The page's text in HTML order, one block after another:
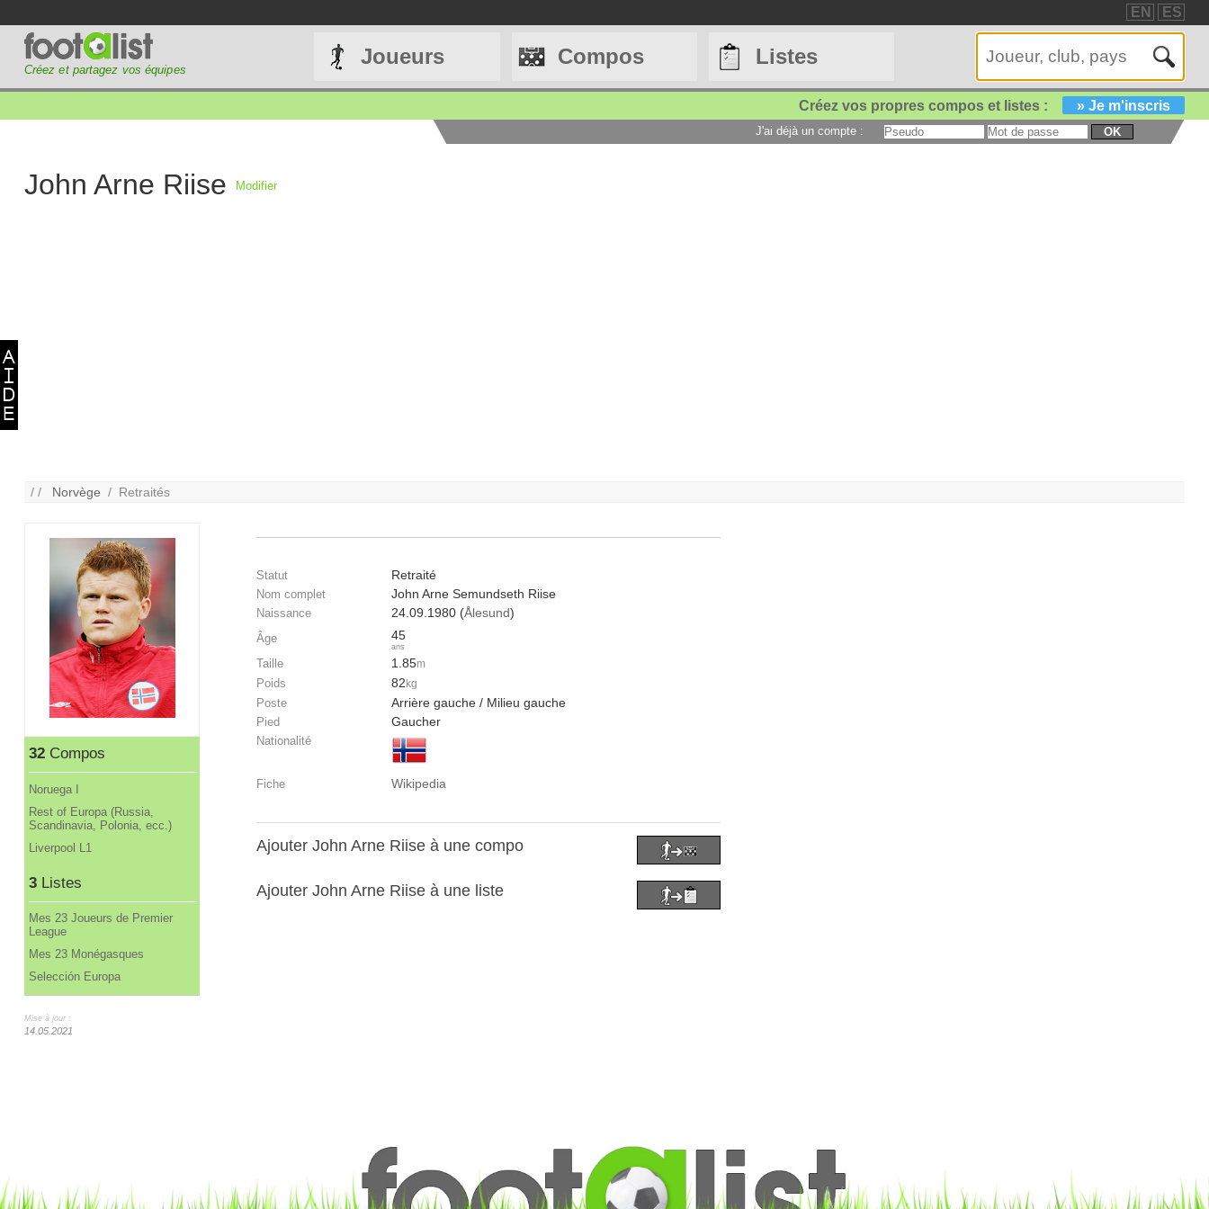
EN ES
Créez et partagez vos équipes
Joueurs Compos Listes
Créez vos propres compos et listes : » Je m'inscris
J'ai déjà un compte : OK
John Arne Riise Modifier
/ / Norvège / Retraités
32Compos
Noruega I
Rest of Europa (Russia,
Scandinavia, Polonia, ecc.)
Liverpool L1
3Listes
Mes 23 Joueurs de Premier
League
Mes 23 Monégasques
Selección Europa
Mise à jour :
14.05.2021
Statut Retraité
Nom complet John Arne Semundseth Riise
Naissance 24.09.1980 (Ålesund)
Âge 45
ans
Taille 1.85m
Poids 82 kg
Poste Arrière gauche / Milieu gauche
Pied Gaucher
Nationalité
Fiche Wikipedia
Ajouter John Arne Riise à une compo
Ajouter John Arne Riise à une liste